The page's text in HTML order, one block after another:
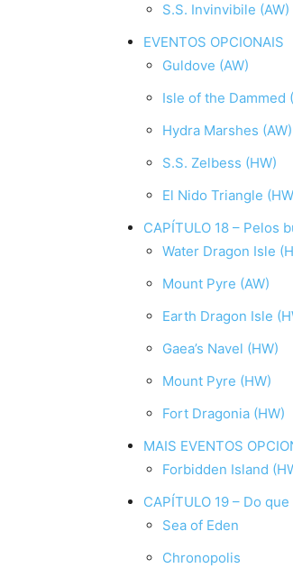
S.S. Invinvibile (AW)
EVENTOS OPCIONAIS
Guldove (AW)
Isle of the Dammed
Hydra Marshes (AW)
S.S. Zelbess (HW)
El Nido Triangle
CAPÍTULO 18 – Pelos
Water Dragon Isle
Mount Pyre (AW)
Earth Dragon Isle
Gaea’s Navel (HW)
Mount Pyre (HW)
Fort Dragonia (HW)
MAIS EVENTOS
Forbidden Island
CAPÍTULO 19 – Do
Sea of Eden
Chronopolis